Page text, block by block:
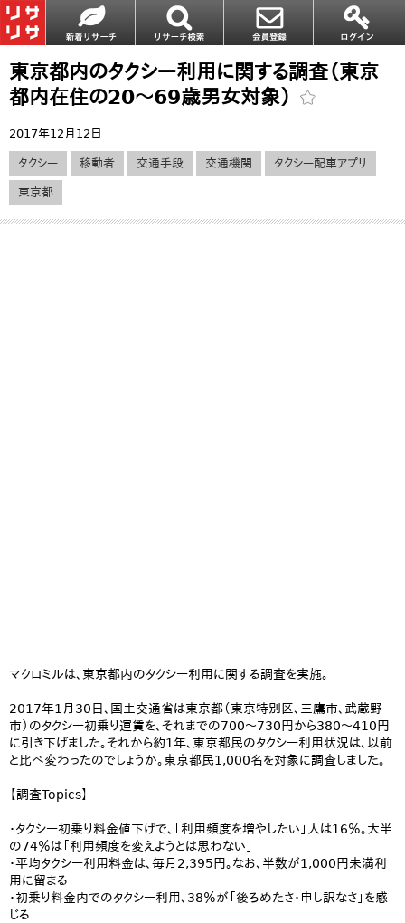
東京都内のタクシー利用に関する調査（東京
都内在住の20～69歳男女対象）
2017年12月12日
タクシー 移動者 交通手段 交通機関 タクシー配車アプリ
東京都
マクロミルは、東京都内のタクシー利用に関する調査を実施。
2017年1月30日、国土交通省は東京都（東京特別区、三鷹市、武蔵野
市）のタクシー初乗り運賃を、それまでの700～730円から380～410円
に引き下げました。それから約1年、東京都民のタクシー利用状況は、以前
と比べ変わったのでしょうか。東京都民1,000名を対象に調査しました。
【調査Topics】
・タクシー初乗り料金値下げで、「利用頻度を増やしたい」人は16％。大半
の74％は「利用頻度を変えようとは思わない」
・平均タクシー利用料金は、毎月2,395円。なお、半数が1,000円未満利
用に留まる
・初乗り料金内でのタクシー利用、38％が「後ろめたさ・申し訳なさ」を感
じる